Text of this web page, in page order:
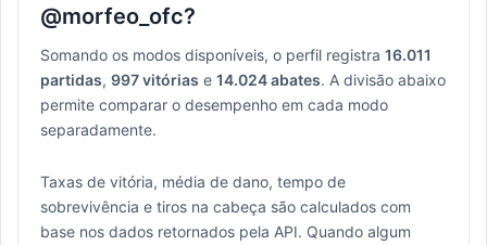
@morfeo_ofcㅤ?
Somando os modos disponíveis, o perfil registra 16.011
partidas, 997 vitórias e 14.024 abates. A divisão abaixo
permite comparar o desempenho em cada modo
separadamente.
Taxas de vitória, média de dano, tempo de
sobrevivência e tiros na cabeça são calculados com
base nos dados retornados pela API. Quando algum